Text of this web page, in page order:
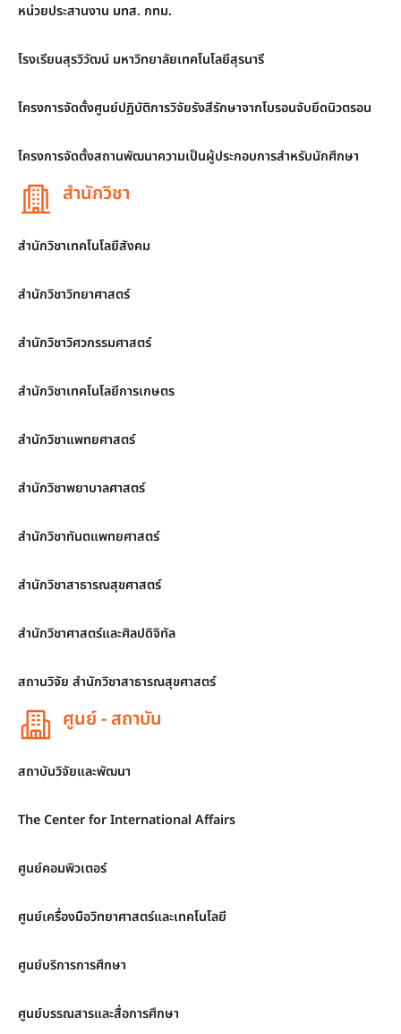
หน่วยประสานงาน มทส. กทม.
โรงเรียนสุรวิวัฒน์ มหาวิทยาลัยเทคโนโลยีสุรนารี
โครงการจัดตั้งศูนย์ปฏิบัติการวิจัยรังสีรักษาจากโบรอนจับยึดนิวตรอน
โครงการจัดตั้งสถานพัฒนาความเป็นผู้ประกอบการสำหรับนักศึกษา
สำนักวิชา
สำนักวิชาเทคโนโลยีสังคม
สำนักวิชาวิทยาศาสตร์
สำนักวิชาวิศวกรรมศาสตร์
สำนักวิชาเทคโนโลยีการเกษตร
สำนักวิชาแพทยศาสตร์
สำนักวิชาพยาบาลศาสตร์
สำนักวิชาทันตแพทยศาสตร์
สำนักวิชาสาธารณสุขศาสตร์
สำนักวิชาศาสตร์และศิลปดิจิทัล
สถานวิจัย สำนักวิชาสาธารณสุขศาสตร์
ศูนย์ - สถาบัน
สถาบันวิจัยและพัฒนา
The Center for International Affairs
ศูนย์คอมพิวเตอร์
ศูนย์เครื่องมือวิทยาศาสตร์และเทคโนโลยี
ศูนย์บริการการศึกษา
ศูนย์บรรณสารและสื่อการศึกษา